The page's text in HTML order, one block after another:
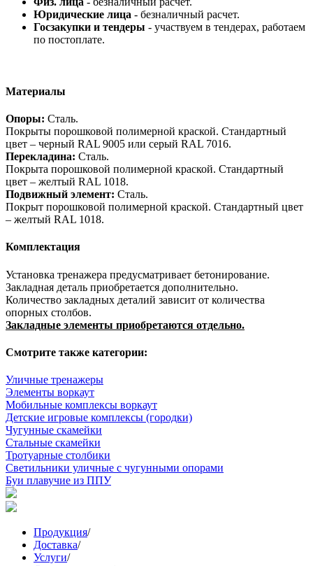
Юридические лица - безналичный расчет.
Госзакупки и тендеры - участвуем в тендерах, работаем
по постоплате.
Материалы
Опоры: Сталь.
Покрыты порошковой полимерной краской. Стандартный
цвет – черный RAL 9005 или серый RAL 7016.
Перекладина: Сталь.
Покрыта порошковой полимерной краской. Стандартный
цвет – желтый RAL 1018.
Подвижный элемент: Сталь.
Покрыт порошковой полимерной краской. Стандартный цвет
– желтый RAL 1018.
Комплектация
Установка тренажера предусматривает бетонирование.
Закладная деталь приобретается дополнительно.
Количество закладных деталий зависит от количества
опорных столбов.
Закладные элементы приобретаются отдельно.
Смотрите также категории:
Уличные тренажеры
Элементы воркаут
Мобильные комплексы воркаут
Детские игровые комплексы (городки)
Чугунные скамейки
Стальные скамейки
Тротуарные столбики
Светильники уличные с чугунными опорами
Буи плавучие из ППУ
Продукция/
Доставка/
Услуги/